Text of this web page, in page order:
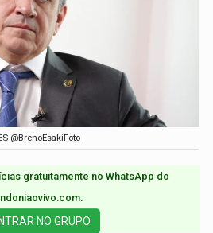
@BrenoEsakiFoto
gratuitamente no WhatsApp do
NO GRUPO